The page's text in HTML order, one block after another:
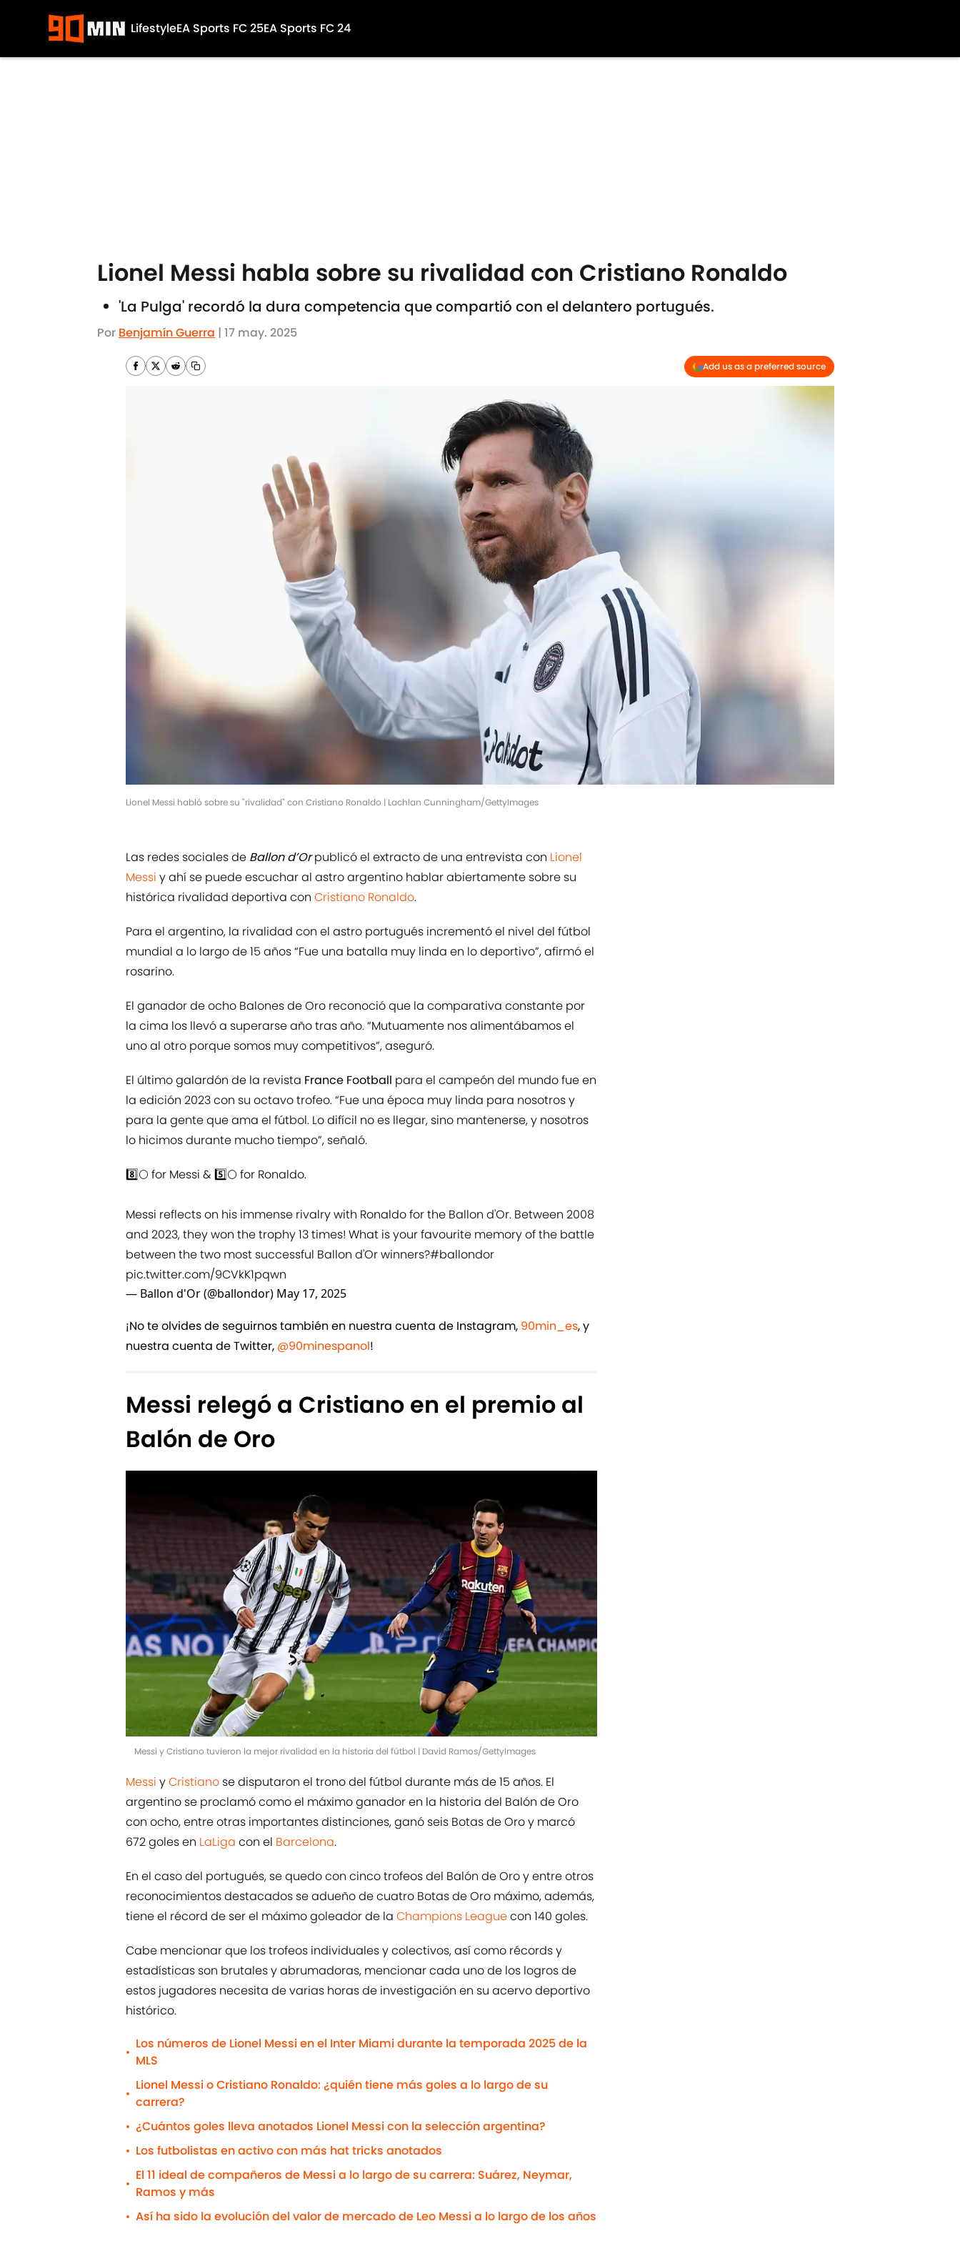
LifestyleEA Sports FC 25EA Sports FC 24
Lionel Messi habla sobre su rivalidad con Cristiano Ronaldo
'La Pulga' recordó la dura competencia que compartió con el delantero portugués.
Por Benjamín Guerra | 17 may. 2025
Add us as a preferred source
Lionel Messi habló sobre su "rivalidad" con Cristiano Ronaldo | Lachlan Cunningham/GettyImages
Las redes sociales de Ballon d’Orpublicó el extracto de una entrevista con Lionel
Messi y ahí se puede escuchar al astro argentino hablar abiertamente sobre su
histórica rivalidad deportiva con Cristiano Ronaldo.
Para el argentino, la rivalidad con el astro portugués incrementó el nivel del fútbol
mundial a lo largo de 15 años “Fue una batalla muy linda en lo deportivo”, afirmó el
rosarino.
El ganador de ocho Balones de Oro reconoció que la comparativa constante por
la cima los llevó a superarse año tras año. “Mutuamente nos alimentábamos el
uno al otro porque somos muy competitivos”, aseguró.
El último galardón de la revista France Football para el campeón del mundo fue en
la edición 2023 con su octavo trofeo. “Fue una época muy linda para nosotros y
para la gente que ama el fútbol. Lo difícil no es llegar, sino mantenerse, y nosotros
lo hicimos durante mucho tiempo”, señaló.
8️⃣🌕 for Messi & 5️⃣🌕 for Ronaldo.
Messi reflects on his immense rivalry with Ronaldo for the Ballon d'Or. Between 2008
and 2023, they won the trophy 13 times! What is your favourite memory of the battle
between the two most successful Ballon d'Or winners?#ballondor
pic.twitter.com/9CVkK1pqwn
— Ballon d'Or (@ballondor) May 17, 2025
¡No te olvides de seguirnos también en nuestra cuenta de Instagram, 90min_es, y
nuestra cuenta de Twitter, @90minespanol!
Messi relegó a Cristiano en el premio al
Balón de Oro
Messi y Cristiano tuvieron la mejor rivalidad en la historia del fútbol | David Ramos/GettyImages
Messi yCristiano se disputaron el trono del fútbol durante más de 15 años. El
argentino se proclamó como el máximo ganador en la historia del Balón de Oro
con ocho, entre otras importantes distinciones, ganó seis Botas de Oro y marcó
672 goles en LaLiga con el Barcelona.
En el caso del portugués, se quedo con cinco trofeos del Balón de Oro y entre otros
reconocimientos destacados se adueño de cuatro Botas de Oro máximo, además,
tiene el récord de ser el máximo goleador de la Champions Leaguecon 140 goles.
Cabe mencionar que los trofeos individuales y colectivos, así como récords y
estadísticas son brutales y abrumadoras, mencionar cada uno de los logros de
estos jugadores necesita de varias horas de investigación en su acervo deportivo
histórico.
•
Los números de Lionel Messi en el Inter Miami durante la temporada 2025 de la
MLS
•
Lionel Messi o Cristiano Ronaldo: ¿quién tiene más goles a lo largo de su
carrera?
• ¿Cuántos goles lleva anotados Lionel Messi con la selección argentina?
• Los futbolistas en activo con más hat tricks anotados
•
El 11 ideal de compañeros de Messi a lo largo de su carrera: Suárez, Neymar,
Ramos y más
• Así ha sido la evolución del valor de mercado de Leo Messi a lo largo de los años